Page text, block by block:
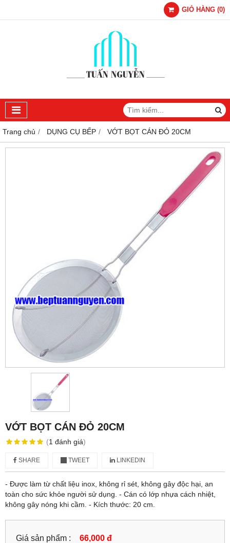
GIỎ HÀNG (0)
Trang chủ DỤNG CỤ BẾP VỚT BỌT CÁN ĐỎ 20CM
VỚT BỌT CÁN ĐỎ 20CM
(1 đánh giá)
SHARE TWEET LINKEDIN
- Được làm từ chất liệu inox, không rỉ sét, không gây độc hại, an
toàn cho sức khỏe người sử dụng. - Cán có lớp nhựa cách nhiệt,
không gây nóng khi cầm. - Kích thước: 20 cm.
Giá sản phẩm : 66,000 đ